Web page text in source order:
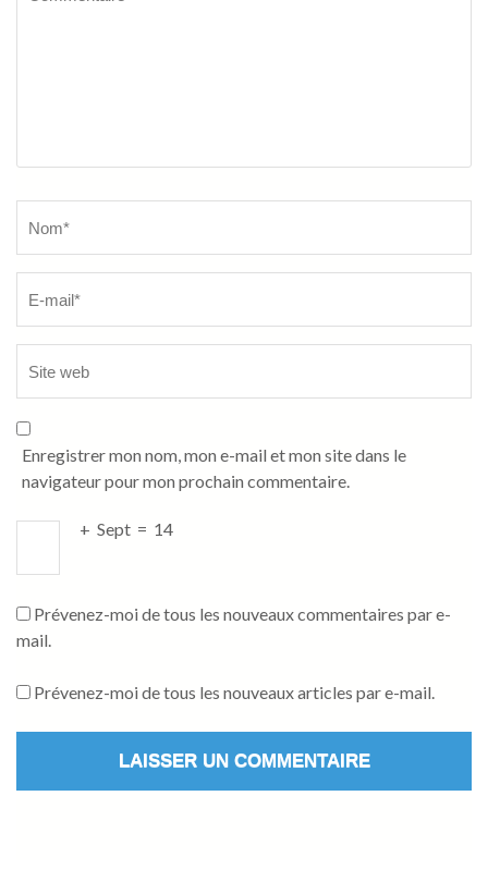
Enregistrer mon nom, mon e-mail et mon site dans le
navigateur pour mon prochain commentaire.
+ Sept = 14
Prévenez-moi de tous les nouveaux commentaires par e-
mail.
Prévenez-moi de tous les nouveaux articles par e-mail.